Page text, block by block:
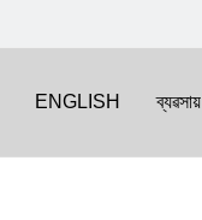
ENGLISH ব্যৱসায়